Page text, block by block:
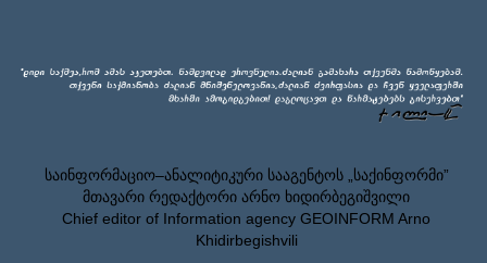
საინფორმაციო–ანალიტიკური სააგენტოს „საქინფორმი”
მთავარი რედაქტორი არნო ხიდირბეგიშვილი
Chief editor of Information agency GEOINFORM Arno
Khidirbegishvili